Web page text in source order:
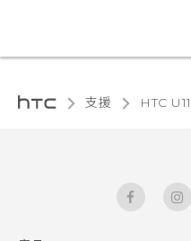
支援 HTC